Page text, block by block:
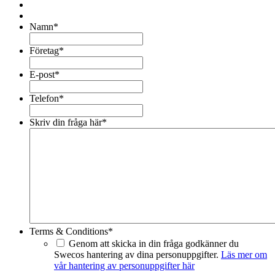
Namn*
Företag*
E-post*
Telefon*
Skriv din fråga här*
Terms & Conditions*
Genom att skicka in din fråga godkänner du
Swecos hantering av dina personuppgifter. Läs mer om
vår hantering av personuppgifter här